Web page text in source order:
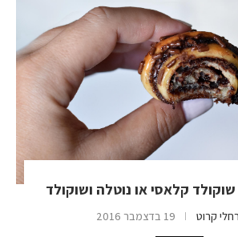
שוקולד קלאסי או נוטלה ושוקולד
רחלי קרוט 19 בדצמבר 2016